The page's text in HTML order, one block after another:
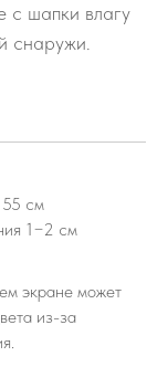
с шапки влагу
снаружи.
см
1−2 см
экране может
из-за